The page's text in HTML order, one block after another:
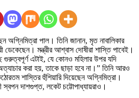
অগ্নিমিত্রা পাল। তিনি জানান, মৃত নাবালিকার
ডেকেছেন। মন্ত্রীর আশ্বাস দোষীরা শাস্তি পাবেই।
গুরুত্বপূর্ণ এটাই, যে কোনও মহিলার উপর যদি
করা হয়, তাকে ছাড়া হবে না।” তিনি আরও
শাস্তির হুঁশিয়ারি দিয়েছেন অগ্নিমিত্রা।
স্বপন দাশগুপ্ত, লকেট চট্টোপাধ্যায়রাও।